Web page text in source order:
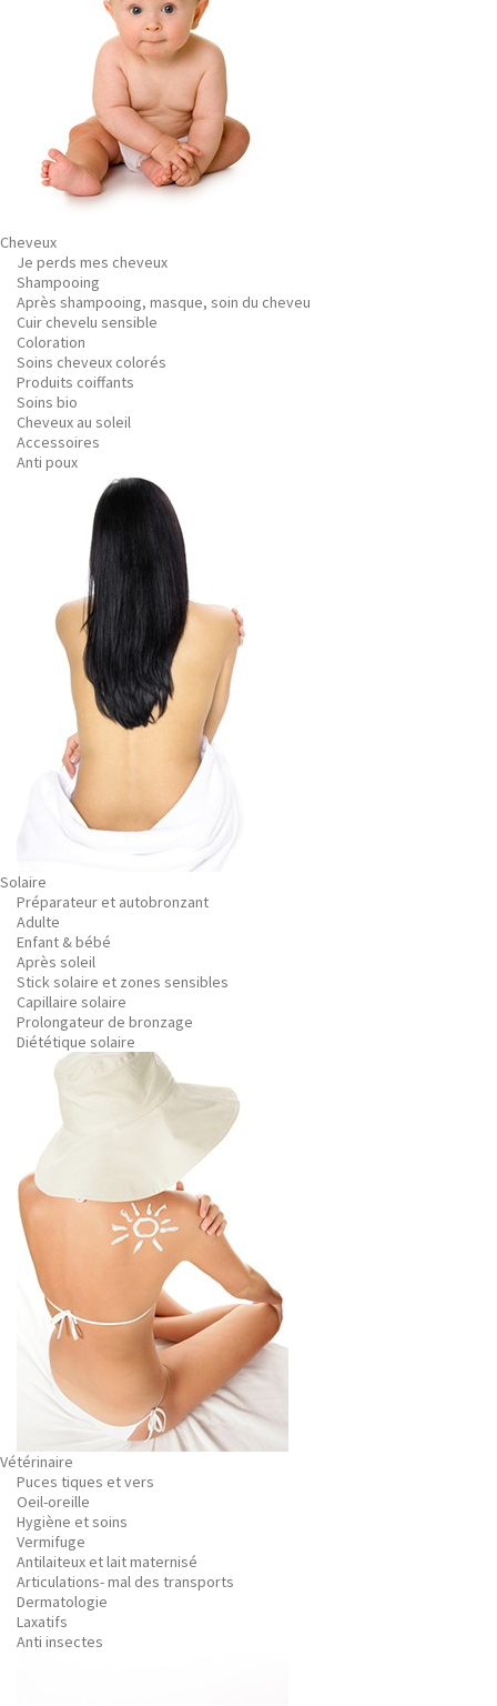
Cheveux
Je perds mes cheveux
Shampooing
Après shampooing, masque, soin du cheveu
Cuir chevelu sensible
Coloration
Soins cheveux colorés
Produits coiffants
Soins bio
Cheveux au soleil
Accessoires
Anti poux
Solaire
Préparateur et autobronzant
Adulte
Enfant & bébé
Après soleil
Stick solaire et zones sensibles
Capillaire solaire
Prolongateur de bronzage
Diététique solaire
Vétérinaire
Puces tiques et vers
Oeil-oreille
Hygiène et soins
Vermifuge
Antilaiteux et lait maternisé
Articulations- mal des transports
Dermatologie
Laxatifs
Anti insectes